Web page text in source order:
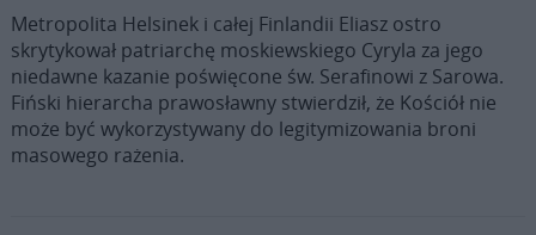
Metropolita Helsinek i całej Finlandii Eliasz ostro
skrytykował patriarchę moskiewskiego Cyryla za jego
niedawne kazanie poświęcone św. Serafinowi z Sarowa.
Fiński hierarcha prawosławny stwierdził, że Kościół nie
może być wykorzystywany do legitymizowania broni
masowego rażenia.